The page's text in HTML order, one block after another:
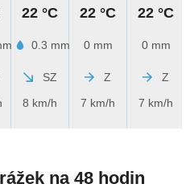
22 °C
0.3 mm
SZ
8 km/h
22 °C
0 mm
Z
7 km/h
22 °C
0 mm
Z
7 km/h
na 48 hodin